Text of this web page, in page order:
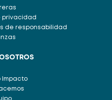
privacidad
de responsabilidad
Impacto